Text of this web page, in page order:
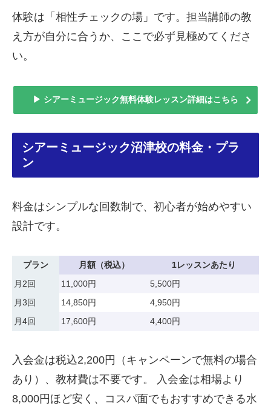
体験は「相性チェックの場」です。担当講師の教
え方が自分に合うか、ここで必ず見極めてくださ
い。
▶ シアーミュージック無料体験レッスン詳細はこちら
シアーミュージック沼津校の料金・プラ
ン
料金はシンプルな回数制で、初心者が始めやすい
設計です。
プラン 月額（税込）
1レッスンあたり
月2回
11,000円
5,500円
月3回
14,850円
4,950円
月4回
17,600円 4,400円
入会金は税込2,200円（キャンペーンで無料の場合
あり）、教材費は不要です。 入会金は相場より
8,000円ほど安く、コスパ面でもおすすめできる水